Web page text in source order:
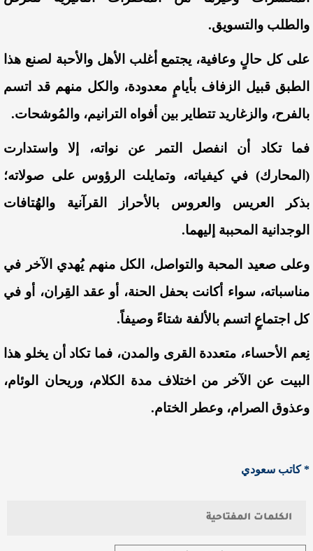
والطلب والتسويق.
على كل حالٍ وعافية، يجتمع أغلب الأهل والأحبة لصنع هذا
الطبق قبيل الزفاف بأيامٍ معدودة، والكل منهم قد اتسم
بالفرح، والزغاريد تتطاير بين أفواه الترانيم، والمُوشحات.
فما تكاد أن انفصل التمر عن نواته، إلا واستدارت
(المحارك) في كيفياته، وتمايلت الرؤوس على صولاته؛
بذكر العريس والعروس بالأحراز القرآنية والهُتافات
الوجدانية المحببة إليهما.
وعلى صعيد المحبة والتواصل، الكل منهم يُهدي الآخر في
مناسباته، سواء أكانت بحفل الحنة، أو عقد القِران، أو في
كل اجتماعٍ اتسم بالألفة شتاءً وصيفاً.
نِعم الأحساء، متعددة القرى والمدن، فما تكاد أن يخلو هذا
البيت عن الآخر من اختلاف مدة الكلام، وريحان الوئام،
وعذوق الصرام، وعطر الختام.
* كاتب سعودي
الكلمات المفتاحية